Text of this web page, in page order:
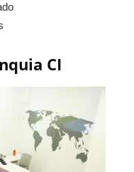
CI